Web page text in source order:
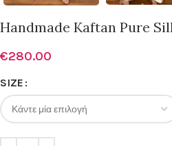
Handmade Kaftan Pure
€280.00
SIZE